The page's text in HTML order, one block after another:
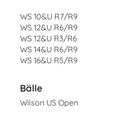
WS 10&U R7/R9
WS 12&U R6/R9
WS 12&U R3/R6
WS 14&U R6/R9
WS 16&U R5/R9
Bälle
Wilson US Open